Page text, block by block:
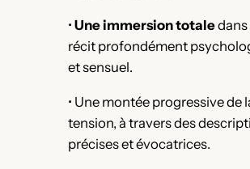
• Une immersion totaledans
récit profondément
et sensuel.
• Une montée progressive de
tension, à travers des
précises et évocatrices.